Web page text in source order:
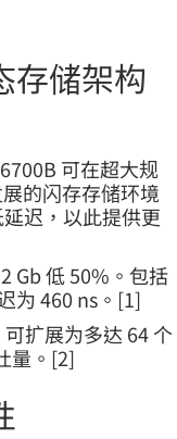
存储架构
可在超大规
的闪存存储环境
迟，以此提供更
Gb 低 50%。包括
为 460 ns。[1]
扩展为多达 64 个
量。[2]